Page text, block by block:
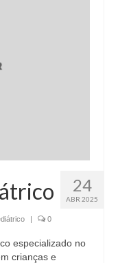
24
ABR 2025
| 0
especializado no
crianças e